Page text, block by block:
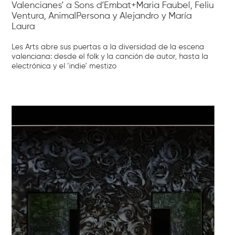
Valencianes’ a Sons d’Embat+Maria Faubel, Feliu
Ventura, AnimalPersona y Alejandro y María
Laura
Les Arts abre sus puertas a la diversidad de la escena
valenciana: desde el folk y la canción de autor, hasta la
electrónica y el ‘indie’ mestizo